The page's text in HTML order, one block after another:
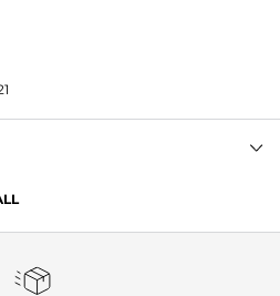
Traz alça lateral fina
em zíper. Com detalhe